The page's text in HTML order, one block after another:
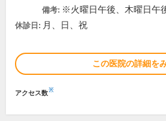
備考: ※火曜日午後、木曜日午
休診日: 月、日、祝
この医院の詳細を
アクセス数※